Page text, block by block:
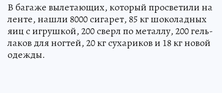
В багаже вылетающих, который просветили на
ленте, нашли 8000 сигарет, 85 кг шоколадных
яиц с игрушкой, 200 сверл по металлу, 200 гель-
лаков для ногтей, 20 кг сухариков и 18 кг новой
одежды.